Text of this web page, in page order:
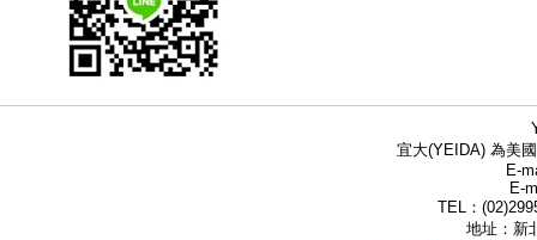
宜大(YEIDA) 為美
E-
E-
TEL：
地址：新